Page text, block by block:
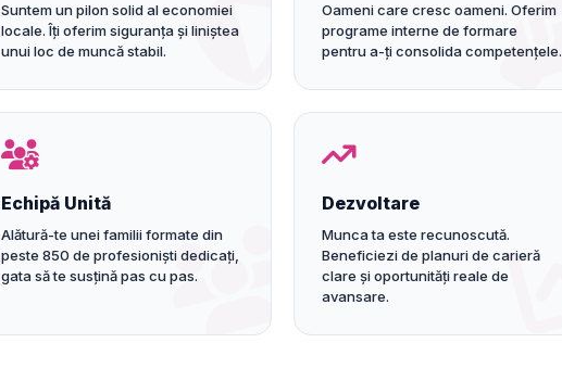
Suntem un pilon solid al economiei
locale. Îți oferim siguranța și liniștea
unui loc de muncă stabil.
Oameni care cresc oameni. Oferim
programe interne de formare
pentru a-ți consolida competențele.
Echipă Unită
Alătură-te unei familii formate din
peste 850 de profesioniști dedicați,
gata să te susțină pas cu pas.
Dezvoltare
Munca ta este recunoscută.
Beneficiezi de planuri de carieră
clare și oportunități reale de
avansare.